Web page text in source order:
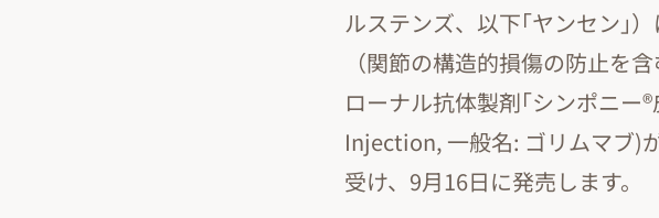
ルステンズ、以下｢ヤンセン｣
（関節の構造的損傷の防止を
ローナル抗体製剤｢シンポニー
Injection, 一般名: ゴリムマブ)
受け、9月16日に発売します。